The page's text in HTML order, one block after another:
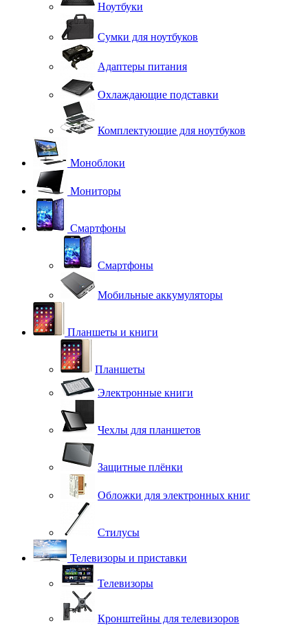
Ноутбуки
Сумки для ноутбуков
Адаптеры питания
Охлаждающие подставки
Комплектующие для ноутбуков
Моноблоки
Мониторы
Смартфоны
Смартфоны
Мобильные аккумуляторы
Планшеты и книги
Планшеты
Электронные книги
Чехлы для планшетов
Защитные плёнки
Обложки для электронных книг
Стилусы
Телевизоры и приставки
Телевизоры
Кронштейны для телевизоров